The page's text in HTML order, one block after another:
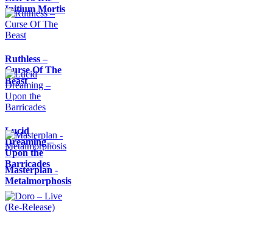
Initium Mortis
Ruthless –
Curse Of The
Beast
Lucid
Dreaming –
Upon the
Barricades
Masterplan -
Metalmorphosis